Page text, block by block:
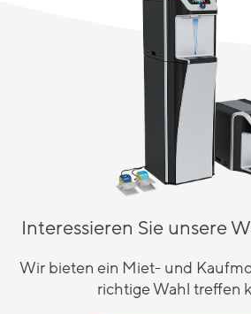
Interessieren Sie unsere
Wir bieten ein Miet- und
richtige Wahl treffen